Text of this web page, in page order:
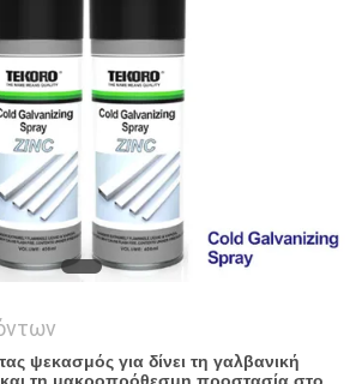
ψεκασμός για δίνει τη γαλβανική